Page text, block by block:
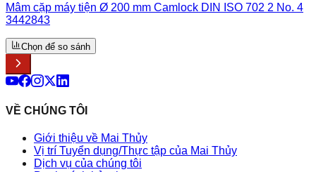
Mâm cặp máy tiện Ø 200 mm Camlock DIN ISO 702 2 No. 4
3442843
Chọn để so sánh
VỀ CHÚNG TÔI
Giới thiệu về Mai Thủy
Vị trí Tuyển dụng/Thực tập của Mai Thủy
Dịch vụ của chúng tôi